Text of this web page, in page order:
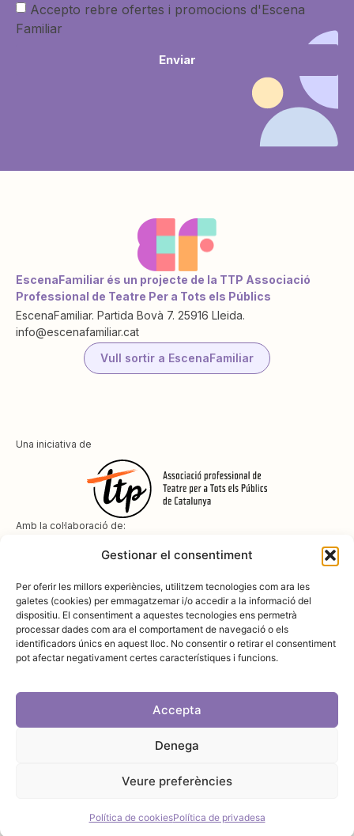
Gestionar el consentiment
Per oferir les millors experiències, utilitzem tecnologies com ara les
galetes (cookies) per emmagatzemar i/o accedir a la informació del
dispositiu. El consentiment a aquestes tecnologies ens permetrà
processar dades com ara el comportament de navegació o els
identificadors únics en aquest lloc. No consentir o retirar el consentiment
pot afectar negativament certes característiques i funcions.
Accepta
Denega
Veure preferències
Política de cookiesPolítica de privadesa
Accepto rebre ofertes i promocions d'Escena
Familiar
Enviar
EscenaFamiliar és un projecte de la TTP Associació
Professional de Teatre Per a Tots els Públics
EscenaFamiliar. Partida Bovà 7. 25916 Lleida.
info@escenafamiliar.cat
Vull sortir a EscenaFamiliar
Una iniciativa de
Amb la col·laboració de:
Amb el suport de
Política de privadesa